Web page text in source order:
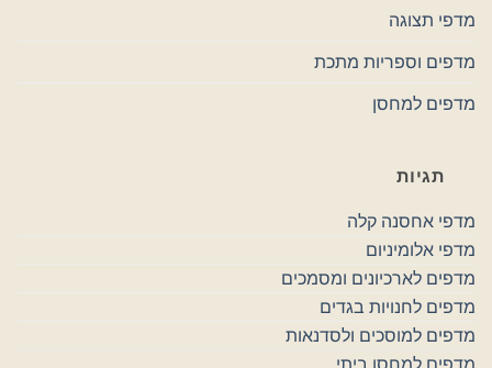
מדפי תצוגה
מדפים וספריות מתכת
מדפים למחסן
תגיות
מדפי אחסנה קלה
מדפי אלומיניום
מדפים לארכיונים ומסמכים
מדפים לחנויות בגדים
מדפים למוסכים ולסדנאות
מדפים למחסן ביתי